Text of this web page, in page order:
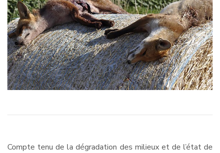
Compte tenu de la dégradation des milieux et de l’état de